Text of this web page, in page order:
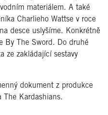
materiálem. A také
Charlieho Wattse v roce
desce uslyšíme. Konkrétně
By The Sword. Do druhé
ze zakládající sestavy
dokument z produkce
Kardashians.